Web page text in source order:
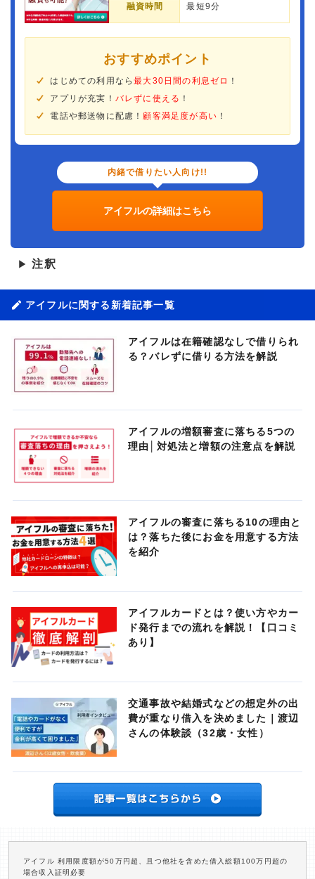
融資時間 最短9分
おすすめポイント
はじめての利用なら最大30日間の利息ゼロ ！
アプリが充実！ バレずに使える ！
電話や郵送物に配慮！ 顧客満足度が高い ！
内緒で借りたい人向け!!
アイフルの詳細はこちら
▶ 注釈
アイフルに関する新着記事一覧
アイフルは在籍確認なしで借りられ
る？バレずに借りる方法を解説
アイフルの増額審査に落ちる5つの
理由│対処法と増額の注意点を解説
アイフルの審査に落ちる10の理由と
は？落ちた後にお金を用意する方法
を紹介
アイフルカードとは？使い方やカー
ド発行までの流れを解説！【口コミ
あり】
交通事故や結婚式などの想定外の出
費が重なり借入を決めました｜渡辺
さんの体験談（32歳・女性）
アイフル 利用限度額が50万円超、且つ他社を含めた借入総額100万円超の
場合収入証明必要